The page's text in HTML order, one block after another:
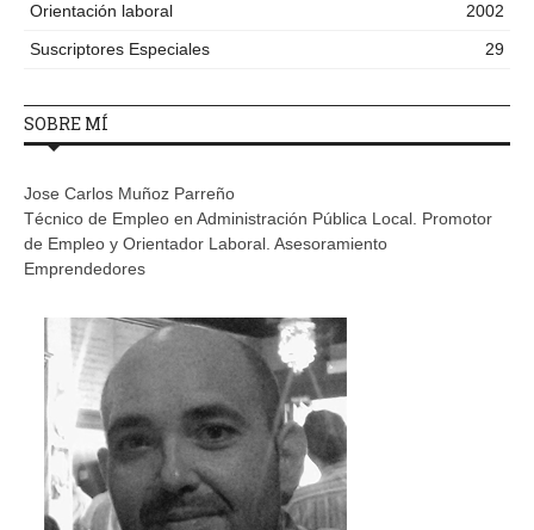
Orientación laboral
2002
Suscriptores Especiales
29
SOBRE MÍ
Jose Carlos Muñoz Parreño
Técnico de Empleo en Administración Pública Local. Promotor
de Empleo y Orientador Laboral. Asesoramiento
Emprendedores